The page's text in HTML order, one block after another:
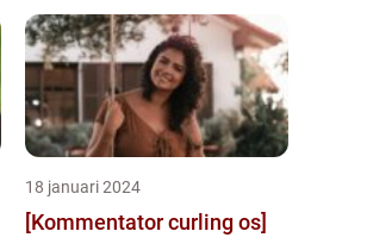
18 januari 2024
[Kommentator curling os]